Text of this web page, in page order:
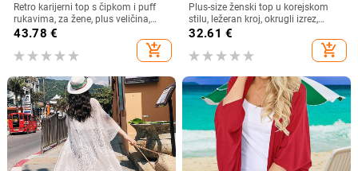
Retro karijerni top s čipkom i puff
rukavima, za žene, plus veličina,
četvrtasti izrez
43.78 €
add_shopping_cart
Plus-size ženski top u korejskom
stilu, ležeran kroj, okrugli izrez,
pamuk (70–80%), proljeće 2024
32.61 €
add_shopping_cart